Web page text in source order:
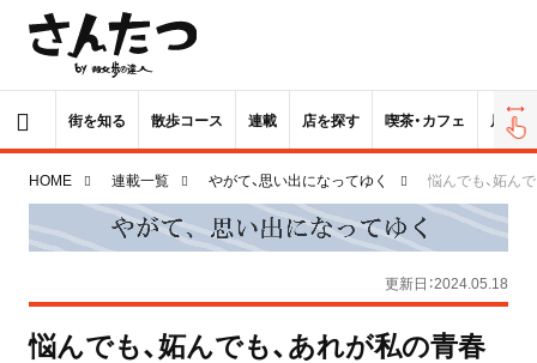
街を知る 散歩コース 連載 店を探す 喫茶・カフェ 居酒屋
HOME 連載一覧 やがて、思い出になってゆく 悩んでも、妬ん
更新日：2024.05.18
悩んでも、妬んでも、あれが私の青春